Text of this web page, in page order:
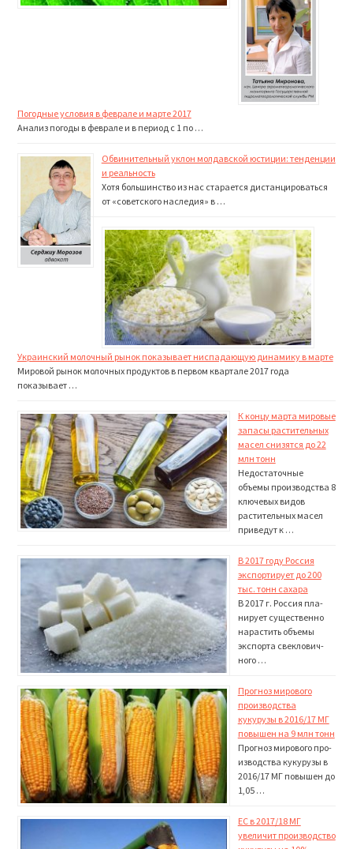
Погодные условия в феврале и марте 2017
Анализ погоды в феврале и в период с 1 по …
Обвинительный уклон молдавской юстиции: тенденции
и реальность
Хотя большинство из нас старается дистанцироваться
от «советского наследия» в …
Украинский молочный рынок показывает ниспадающую динамику в марте
Мировой рынок мо­лочных продуктов в первом квартале 2017 года
показывает …
К концу марта мировые
запасы растительных
масел снизятся до 22
млн тонн
Недостаточные
объемы производства 8
ключевых видов
растительных масел
приведут к …
В 2017 году Россия
экспортирует до 200
тыс. тонн сахара
В 2017 г. Россия пла­
нирует существенно
нарастить объемы
экспорта свеклович­
ного …
Прогноз мирового
производства
кукурузы в 2016/17 МГ
повышен на 9 млн тонн
Прогноз мирового про­
изводства кукурузы в
2016/17 МГ повышен до
1,05 …
ЕС в 2017/18 МГ
увеличит производство